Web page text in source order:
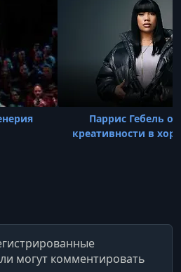
Паррис Гебель
креативности в